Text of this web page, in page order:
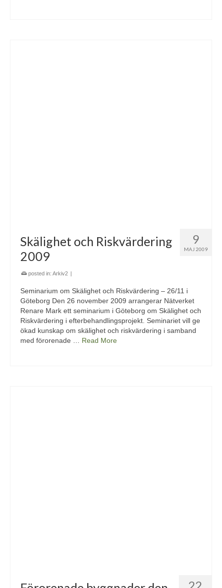
9
MAJ 2009
Skälighet och Riskvärdering
2009
posted in: Arkiv2 |
Seminarium om Skälighet och Riskvärdering – 26/11 i
Göteborg Den 26 november 2009 arrangerar Nätverket
Renare Mark ett seminarium i Göteborg om Skälighet och
Riskvärdering i efterbehandlingsprojekt. Seminariet vill ge
ökad kunskap om skälighet och riskvärdering i samband
med förorenade … Read More